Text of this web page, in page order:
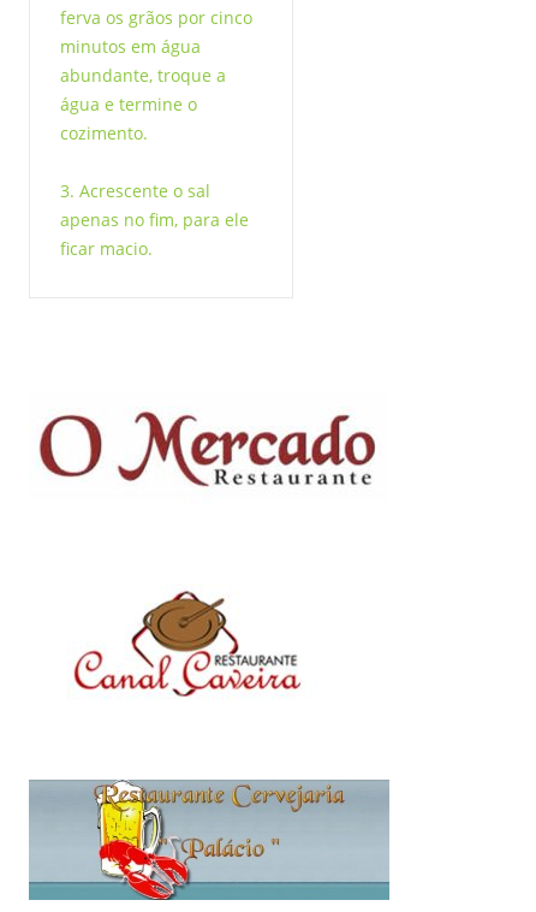
ferva os grãos por cinco
minutos em água
abundante, troque a
água e termine o
cozimento.
3. Acrescente o sal
apenas no fim, para ele
ficar macio.